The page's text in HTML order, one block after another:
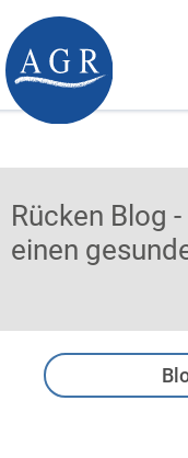
Rücken Blog
einen